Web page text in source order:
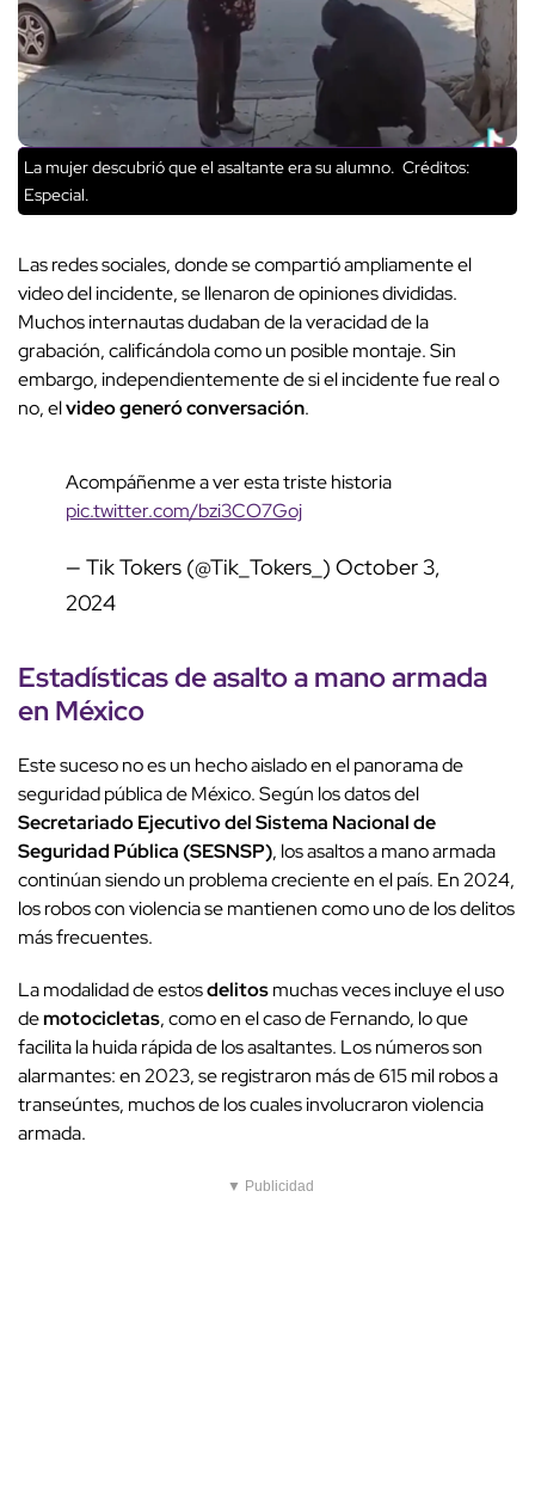
La mujer descubrió que el asaltante era su alumno. Créditos:
Especial.
Las redes sociales, donde se compartió ampliamente el
video del incidente, se llenaron de opiniones divididas.
Muchos internautas dudaban de la veracidad de la
grabación, calificándola como un posible montaje. Sin
embargo, independientemente de si el incidente fue real o
no, elvideo generó conversación.
Acompáñenme a ver esta triste historia
pic.twitter.com/bzi3CO7Goj
— Tik Tokers (@Tik_Tokers_) October 3,
2024
Estadísticas de asalto a mano armada
en México
Este suceso no es un hecho aislado en el panorama de
seguridad pública de México. Según los datos del
Secretariado Ejecutivo del Sistema Nacional de
Seguridad Pública (SESNSP), los asaltos a mano armada
continúan siendo un problema creciente en el país. En 2024,
los robos con violencia se mantienen como uno de los delitos
más frecuentes.
La modalidad de estosdelitosmuchas veces incluye el uso
demotocicletas, como en el caso de Fernando, lo que
facilita la huida rápida de los asaltantes. Los números son
alarmantes: en 2023, se registraron más de 615 mil robos a
transeúntes, muchos de los cuales involucraron violencia
armada.
▼ Publicidad